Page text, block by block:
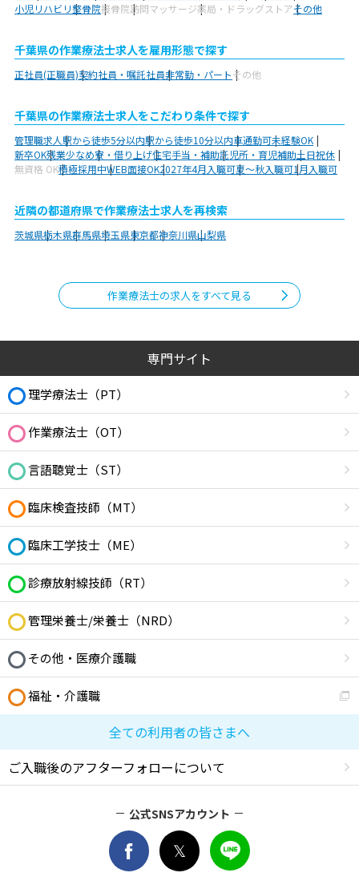
小児リハビリ整骨院接骨院訪問マッサージ薬局・ドラッグストアその他
千葉県の作業療法士求人を雇用形態で探す
正社員(正職員)契約社員・嘱託社員非常勤・パートその他
千葉県の作業療法士求人をこだわり条件で探す
管理職求人駅から徒歩5分以内駅から徒歩10分以内車通勤可未経験OK
新卒OK残業少なめ寮・借り上げ住宅手当・補助託児所・育児補助土日祝休
無資格 OK積極採用中WEB面接OK2027年4月入職可夏～秋入職可1月入職可
近隣の都道府県で作業療法士求人を再検索
茨城県栃木県群馬県埼玉県東京都神奈川県山梨県
作業療法士の求人をすべて見る
専門サイト
理学療法士（PT）
作業療法士（OT）
言語聴覚士（ST）
臨床検査技師（MT）
臨床工学技士（ME）
診療放射線技師（RT）
管理栄養士/栄養士（NRD）
その他・医療介護職
福祉・介護職
全ての利用者の皆さまへ
ご入職後のアフターフォローについて
公式SNSアカウント